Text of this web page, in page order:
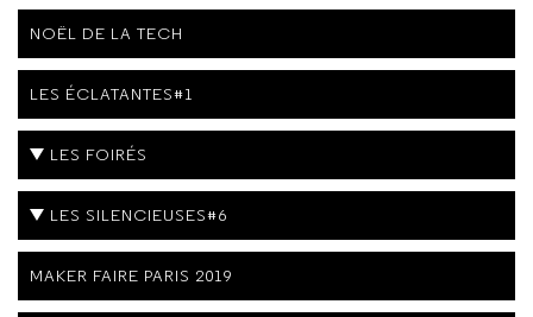
NOËL DE LA TECH
LES ÉCLATANTES#1
LES FOIRÉS
LES SILENCIEUSES#6
MAKER FAIRE PARIS 2019